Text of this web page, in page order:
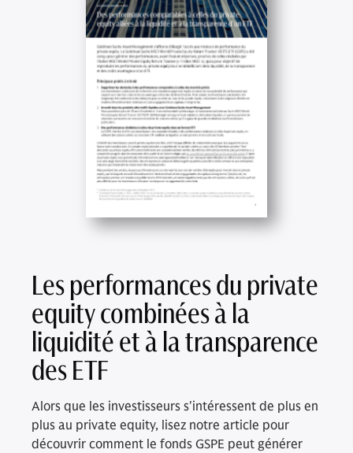
Les performances du private
equity combinées à la
liquidité et à la transparence
des ETF
Alors que les investisseurs s'intéressent de plus en
plus au private equity, lisez notre article pour
découvrir comment le fonds GSPE peut générer